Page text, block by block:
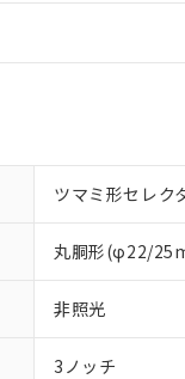
ツマミ形セレク
丸胴形(φ22/
非照光
3ノッチ